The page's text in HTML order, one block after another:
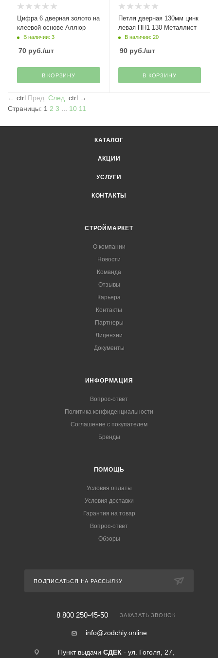
Цифра 6 дверная золото на
клеевой основе Аллюр
В наличии: 3
70 руб./шт
В КОРЗИНУ
Петля дверная 130мм цинк
левая ПН1-130 Металлист
В наличии: 20
90руб./шт
В КОРЗИНУ
← ctrl Пред. След. ctrl →
Страницы: 1 2 3 10 11
КАТАЛОГ
АКЦИИ
УСЛУГИ
КОНТАКТЫ
СТРОЙМАРКЕТ
О компании
Новости
Команда
Отзывы
Карьера
Контакты
Партнеры
Лицензии
Документы
ИНФОРМАЦИЯ
Вопрос-ответ
Политика конфиденциальности
Соглашение с покупателем
Бренды
ПОМОЩЬ
Условия оплаты
Условия доставки
Гарантия на товар
Вопрос-ответ
Обзоры
ПОДПИСАТЬСЯ НА РАССЫЛКУ
8 800 250-45-50 ЗАКАЗАТЬ ЗВОНОК
info@zodchiy.online
Пункт выдачи СДЕК - ул. Гоголя, 27,